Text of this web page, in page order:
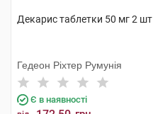
Декарис таблетки 50 мг 2 шт
Гедеон Ріхтер Румунія
Є в наявності